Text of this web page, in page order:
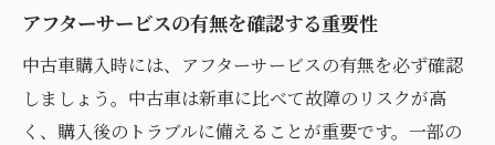
の方法
異なる販売店間での価格比較の重要性
モデル別の特徴や評価を集める方法
オンラインリサーチで得られる最新情報
アフターサービスの有無を確認する重要性
中古車購入時には、アフターサービスの有無を必ず確認
しましょう。中古車は新車に比べて故障のリスクが高
く、購入後のトラブルに備えることが重要です。一部の